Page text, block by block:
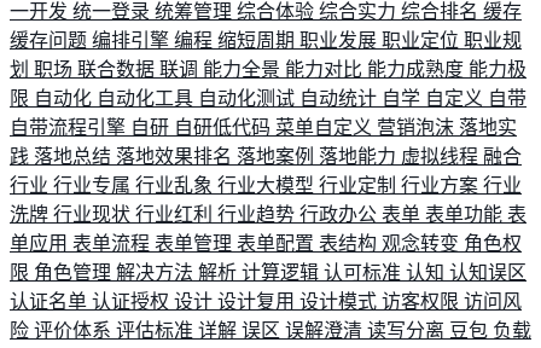
一开发 统一登录 统筹管理 综合体验 综合实力 综合排名 缓存
缓存问题 编排引擎 编程 缩短周期 职业发展 职业定位 职业规
划 职场 联合数据 联调 能力全景 能力对比 能力成熟度 能力极
限 自动化 自动化工具 自动化测试 自动统计 自学 自定义 自带
自带流程引擎 自研 自研低代码 菜单自定义 营销泡沫 落地实
践 落地总结 落地效果排名 落地案例 落地能力 虚拟线程 融合
行业 行业专属 行业乱象 行业大模型 行业定制 行业方案 行业
洗牌 行业现状 行业红利 行业趋势 行政办公 表单 表单功能 表
单应用 表单流程 表单管理 表单配置 表结构 观念转变 角色权
限 角色管理 解决方法 解析 计算逻辑 认可标准 认知 认知误区
认证名单 认证授权 设计 设计复用 设计模式 访客权限 访问风
险 评价体系 评估标准 详解 误区 误解澄清 读写分离 豆包 负载